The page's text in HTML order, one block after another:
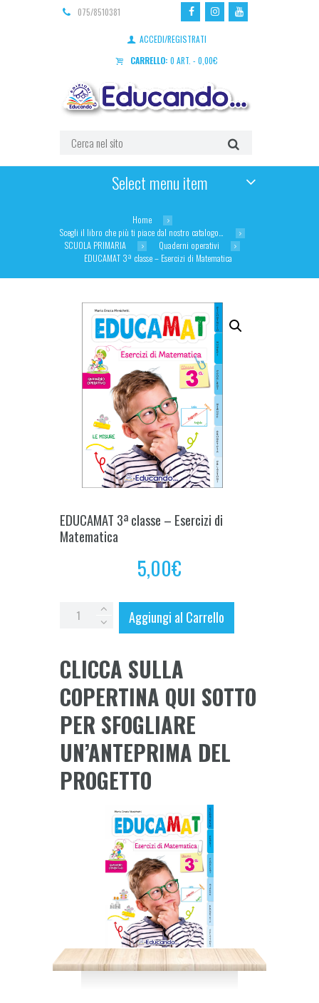
075/8510381
ACCEDI/REGISTRATI
CARRELLO: 0 ART. - 0,00€
Select menu item
Home
Scegli il libro che più ti piace dal nostro catalogo…
SCUOLA PRIMARIA
Quaderni operativi
EDUCAMAT 3ª classe – Esercizi di Matematica
EDUCAMAT 3ª classe – Esercizi di
Matematica
5,00€
EDUCAMAT
-
Esercizi
di
Matematica
quantity
Aggiungi al Carrello
CLICCA SULLA
COPERTINA QUI SOTTO
PER SFOGLIARE
UN’ANTEPRIMA DEL
PROGETTO